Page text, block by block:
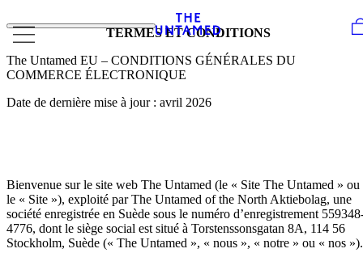
TERMES ET CONDITIONS
The Untamed EU – CONDITIONS GÉNÉRALES DU
COMMERCE ÉLECTRONIQUE
Date de dernière mise à jour : avril 2026
Bienvenue sur le site web The Untamed (le « Site The Untamed » ou
le « Site »), exploité par The Untamed of the North Aktiebolag, une
société enregistrée en Suède sous le numéro d’enregistrement
4776, dont le siège social est situé à Torstenssonsgatan 8A, 114 56
Stockholm, Suède (« The Untamed », « nous », « notre » ou « nos »).